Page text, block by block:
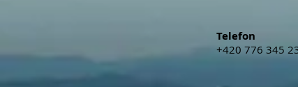
Telefon
+420 776 345